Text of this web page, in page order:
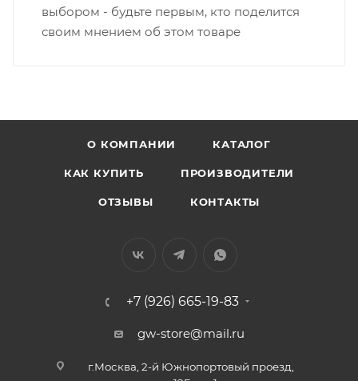
выбором - будьте первым, кто поделится
своим мнением об этом товаре
О КОМПАНИИ КАТАЛОГ
КАК КУПИТЬ ПРОИЗВОДИТЕЛИ
ОТЗЫВЫ КОНТАКТЫ
+7 (926) 665-19-83
gw-store@mail.ru
г.Москва, 2-й Южнопортовый проезд,